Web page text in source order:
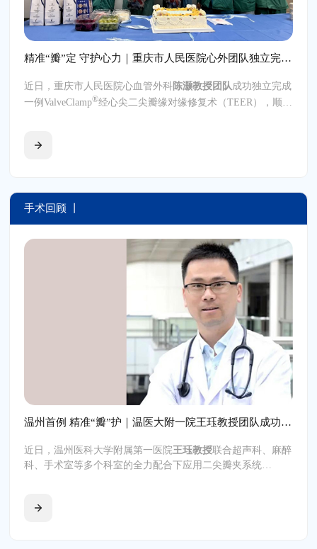
精准“瓣”定 守护心力｜重庆市人民医院心外团队独立完成高难度ValveClamp®经心尖TEER手术
近日，重庆市人民医院心血管外科陈灏教授团队 成功独立完成
一例ValveClamp®经心尖二尖瓣缘对缘修复术（TEER），顺利
疗领域取得了阶段性进展。
手术回顾 丨
温州首例 精准“瓣”护｜温医大附一院王珏教授团队成功应用ValveClamp® 成功完成经心尖TEER手术
近日，温州医科大学附属第一医院王珏教授联合超声科、麻醉
科、手术室等多个科室的全力配合下应用二尖瓣夹系统
手术是在心脏不停跳的情况进行二尖瓣夹合，提升患者心脏供